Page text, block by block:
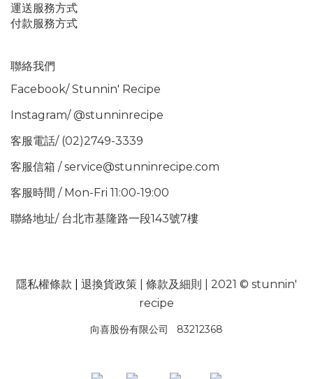
運送服務方式
付款服務方式
聯絡我們
Facebook/Stunnin' Recipe
Instagram/@stunninrecipe
客服電話/ (02)2749-3339
客服信箱 / service@stunninrecipe.com
客服時間 / Mon-Fri 11:00-19:00
聯絡地址/ 台北市基隆路一段143號7樓
隱私權條款 退換貨政策 條款及細則 | 2021 © stunnin'
recipe
向喜股份有限公司 83212368